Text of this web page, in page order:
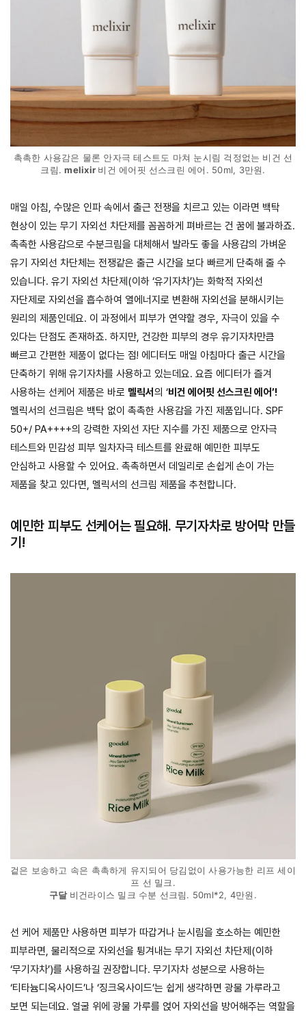
촉촉한 사용감은 물론 안자극 테스트도 마쳐 눈시림 걱정없는 비건 선
크림.melixir 비건 에어핏 선스크린 에어. 50ml, 3만원.
매일 아침, 수많은 인파 속에서 출근 전쟁을 치르고 있는 이라면 백탁
현상이 있는 무기 자외선 차단제를 꼼꼼하게 펴바르는 건 꿈에 불과하죠.
촉촉한 사용감으로 수분크림을 대체해서 발라도 좋을 사용감의 가벼운
유기 자외선 차단체는 전쟁같은 출근 시간을 보다 빠르게 단축해 줄 수
있습니다. 유기 자외선 차단제(이하 ‘유기자차’)는 화학적 자외선
자단제로 자외선을 흡수하여 열에너지로 변환해 자외선을 분해시키는
원리의 제품인데요. 이 과정에서 피부가 연약할 경우, 자극이 있을 수
있다는 단점도 존재하죠. 하지만, 건강한 피부의 경우 유기자차만큼
빠르고 간편한 제품이 없다는 점! 에디터도 매일 아침마다 출근 시간을
단축하기 위해 유기자차를 사용하고 있는데요. 요즘 에디터가 즐겨
사용하는 선케어 제품은 바로 멜릭서의 ‘비건 에어핏 선스크린 에어’!
멜릭서의 선크림은 백탁 없이 촉촉한 사용감을 가진 제품입니다. SPF
50+/ PA++++의 강력한 자외선 자단 지수를 가진 제품으로 안자극
테스트와 민감성 피부 일차자극 테스트를 완료해 예민한 피부도
안심하고 사용할 수 있어요. 촉촉하면서 데일리로 손쉽게 손이 가는
제품을 찾고 있다면, 멜릭서의 선크림 제품을 추천합니다.
예민한 피부도 선케어는 필요해. 무기자차로 방어막 만들
기!
겉은 보송하고 속은 촉촉하게 유지되어 당김없이 사용가능한 리프 세이
프 선 밀크.
구달 비건라이스 밀크 수분 선크림. 50ml*2, 4만원.
선 케어 제품만 사용하면 피부가 따갑거나 눈시림을 호소하는 예민한
피부라면, 물리적으로 자외선을 튕겨내는 무기 자외선 차단제(이하
‘무기자차’)를 사용하길 권장합니다. 무기자차 성분으로 사용하는
‘티타늄디옥사이드’나 ‘징크옥사이드’는 쉽게 생각하면 광물 가루라고
보면 되는데요. 얼굴 위에 광물 가루를 얹어 자외선을 방어해주는 역할을